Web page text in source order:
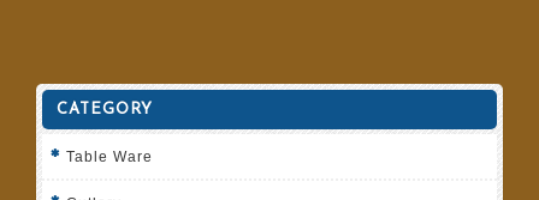
CATEGORY
Table Ware